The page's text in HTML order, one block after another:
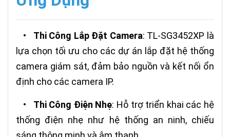
• Thi Công Lắp Đặt Camera: TL-SG3452XP là
lựa chọn tối ưu cho các dự án lắp đặt hệ thống
camera giám sát, đảm bảo nguồn và kết nối ổn
định cho các camera IP.
• Thi Công Điện Nhẹ: Hỗ trợ triển khai các hệ
thống điện nhẹ như hệ thống an ninh, chiếu